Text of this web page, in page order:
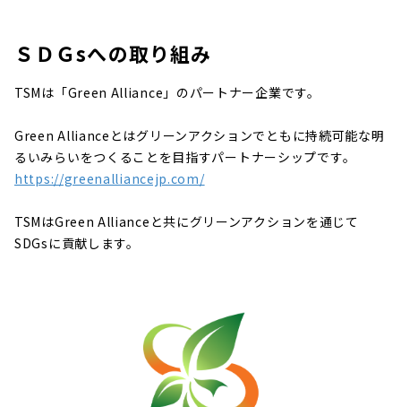
ＳＤＧsへの取り組み
TSMは「Green Alliance」のパートナー企業です。
Green Allianceとはグリーンアクションでともに持続可能な明
るいみらいをつくることを目指すパートナーシップです。
https://greenalliancejp.com/
TSMはGreen Allianceと共にグリーンアクションを通じて
SDGsに貢献します。